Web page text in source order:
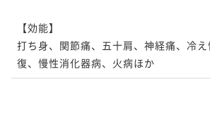
【効能】
打ち身、関節痛、五十肩、神経痛、冷